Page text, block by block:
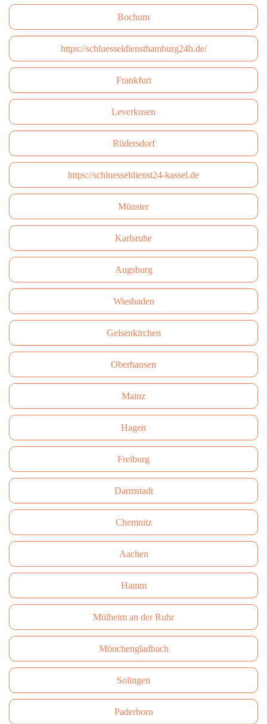
Bochum
https://schluesseldiensthamburg24h.de/
Frankfurt
Leverkusen
Rüdersdorf
https://schluesseldienst24-kassel.de
Münster
Karlsruhe
Augsburg
Wiesbaden
Gelsenkirchen
Oberhausen
Mainz
Hagen
Freiburg
Darmstadt
Сhemnitz
Aachen
Hamm
Mülheim an der Ruhr
Mönchengladbach
Solingen
Paderborn